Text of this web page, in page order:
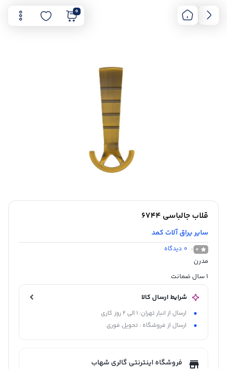
0
قلاب جالباسی 6744
سایر یراق آلات کمد
0
0 دیدگاه
مدرن
1 سال ضمانت
شرایط ارسال کالا
ارسال از انبار تهران: 1 الی 2 روز کاری
ارسال از فروشگاه : تحویل فوری
فروشگاه اینترنتی گالری شهاب